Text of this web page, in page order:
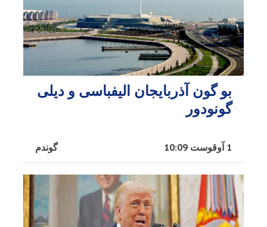
بو گون آذربایجان الیفباسی و دیلی
گونودور
گوندم 1 آوقوست 10:09